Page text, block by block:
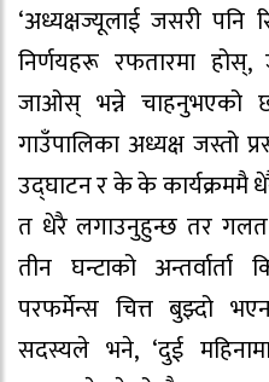
‘अध्यक्षज्यूलाई जसरी पनि
निर्णयहरू रफतारमा
जाओस् भन्ने चाहनुभएको
गाउँपालिका अध्यक्ष जस्तो
उद्घाटन र के के कार्यक्रममै
त धेरै लगाउनुहुन्छ तर गलत
तीन घन्टाको अन्तर्वार्ता
परफर्मेन्स चित्त बुझ्दो
सदस्यले भने, ‘दुई